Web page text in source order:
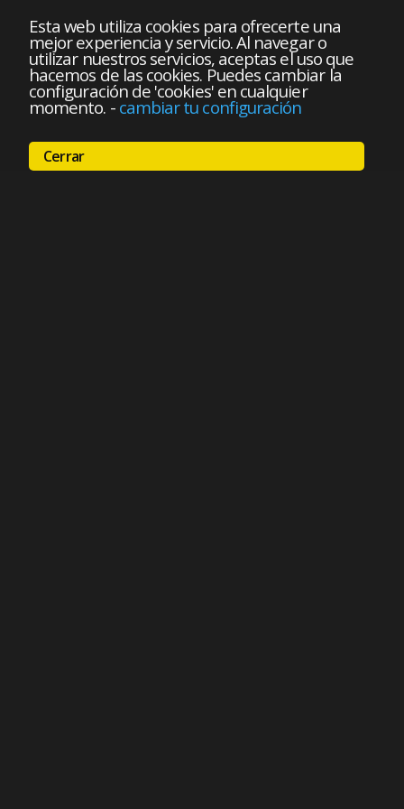
Esta web utiliza cookies para ofrecerte una
mejor experiencia y servicio. Al navegar o
utilizar nuestros servicios, aceptas el uso que
hacemos de las cookies. Puedes cambiar la
configuración de 'cookies' en cualquier
momento. - cambiar tu configuración
Cerrar